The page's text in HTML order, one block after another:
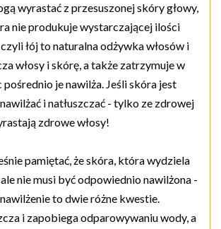
wyrastać z przesuszonej skóry głowy,
nie produkuje wystarczającej ilości
łój to naturalna odżywka włosów i
włosy i skórę, a także zatrzymuje w
pośrednio je nawilża. Jeśli skóra jest
i natłuszczać - tylko ze zdrowej
zdrowe włosy!
pamiętać, że skóra, która wydziela
nie musi być odpowiednio nawilżona -
to dwie różne kwestie.
i zapobiega odparowywaniu wody, a